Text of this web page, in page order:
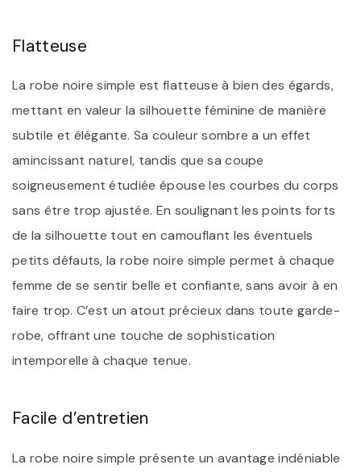
Flatteuse
La robe noire simple est flatteuse à bien des égards,
mettant en valeur la silhouette féminine de manière
subtile et élégante. Sa couleur sombre a un effet
amincissant naturel, tandis que sa coupe
soigneusement étudiée épouse les courbes du corps
sans être trop ajustée. En soulignant les points forts
de la silhouette tout en camouflant les éventuels
petits défauts, la robe noire simple permet à chaque
femme de se sentir belle et confiante, sans avoir à en
faire trop. C’est un atout précieux dans toute garde-
robe, offrant une touche de sophistication
intemporelle à chaque tenue.
Facile d’entretien
La robe noire simple présente un avantage indéniable